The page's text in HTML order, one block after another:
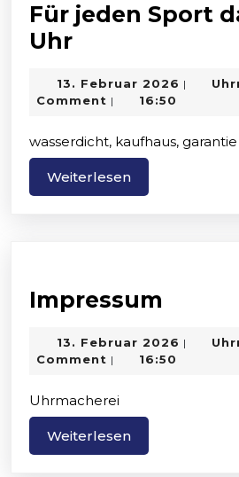
Für jeden Sport
UhrFür
Sport
Richtige
Uhr
13. Februar 2026 13.
|
Comment | 16:50
wasserdicht, kaufhaus, garantie
WeiterlesenWeiterlesen
Impressum
13. Februar 2026 13.
|
Comment | 16:50
Uhrmacherei
WeiterlesenWeiterlesen